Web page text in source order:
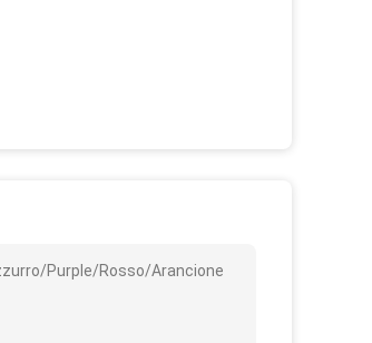
Purple/Rosso/Arancione